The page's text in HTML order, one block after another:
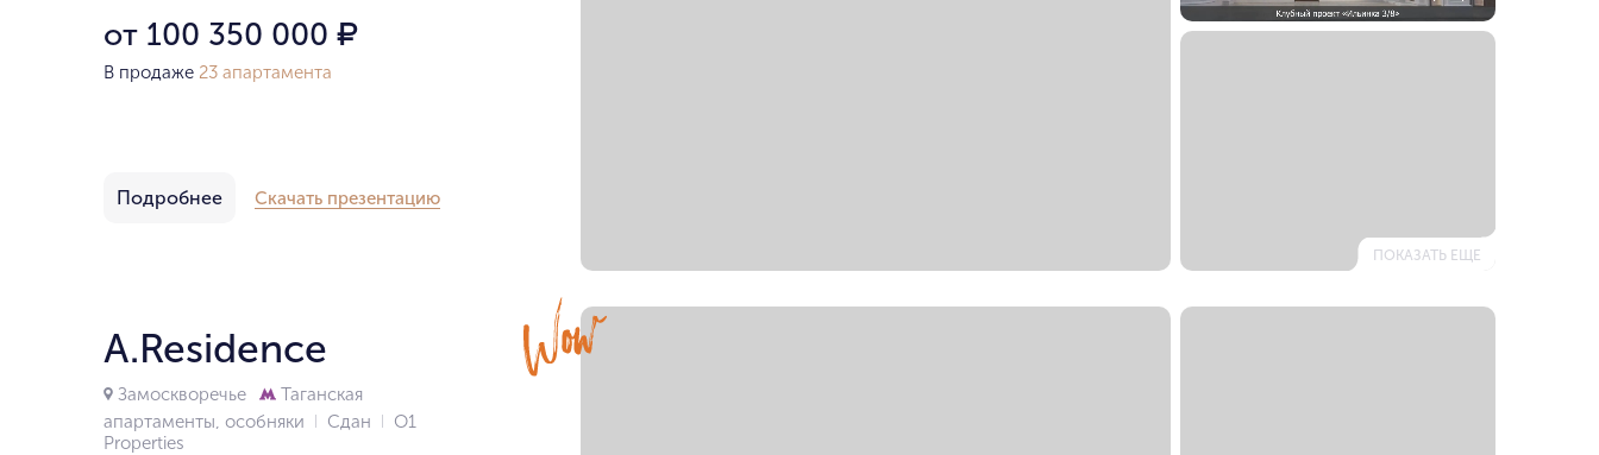
от 100 350 000 ₽
В продаже 23 апартамента
Подробнее Скачать презентацию
ПОКАЗАТЬ ЕЩЕ
A.Residence
Замоскворечье
Таганская
апартаменты, особняки
Сдан
О1
Properties